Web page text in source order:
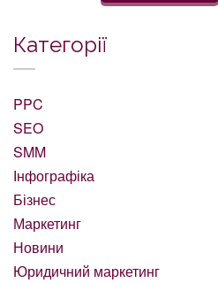
Категорії
PPC
SEO
SMM
Інфографіка
Бізнес
Маркетинг
Новини
Юридичний маркетинг